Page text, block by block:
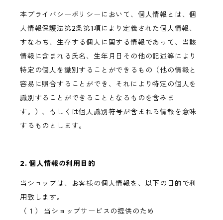
本プライバシーポリシーにおいて、個人情報とは、個
人情報保護法第2条第1項により定義された個人情報、
すなわち、生存する個人に関する情報であって、当該
情報に含まれる氏名、生年月日その他の記述等により
特定の個人を識別することができるもの（他の情報と
容易に照合することができ、それにより特定の個人を
識別することができることとなるものを含みま
す。）、もしくは個人識別符号が含まれる情報を意味
するものとします。
2. 個人情報の利用目的
当ショップは、お客様の個人情報を、以下の目的で利
用致します。
（１） 当ショップサービスの提供のため